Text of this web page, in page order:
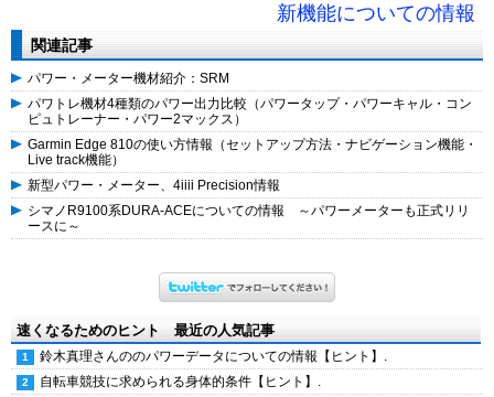
新機能についての情報
関連記事
パワー・メーター機材紹介：SRM
パワトレ機材4種類のパワー出力比較（パワータップ・パワーキャル・コン
ピュトレーナー・パワー2マックス）
Garmin Edge 810の使い方情報（セットアップ方法・ナビゲーション機能・
Live track機能）
新型パワー・メーター、4iiii Precision情報
シマノR9100系DURA-ACEについての情報 ～パワーメーターも正式リリ
ースに～
速くなるためのヒント 最近の人気記事
鈴木真理さんののパワーデータについての情報【ヒント】.
自転車競技に求められる身体的条件【ヒント】.